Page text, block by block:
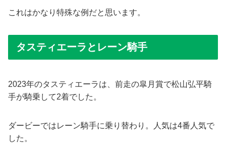
これはかなり特殊な例だと思います。
タスティエーラとレーン騎手
2023年のタスティエーラは、前走の皐月賞で松山弘平騎
手が騎乗して2着でした。
ダービーではレーン騎手に乗り替わり。人気は4番人気で
した。